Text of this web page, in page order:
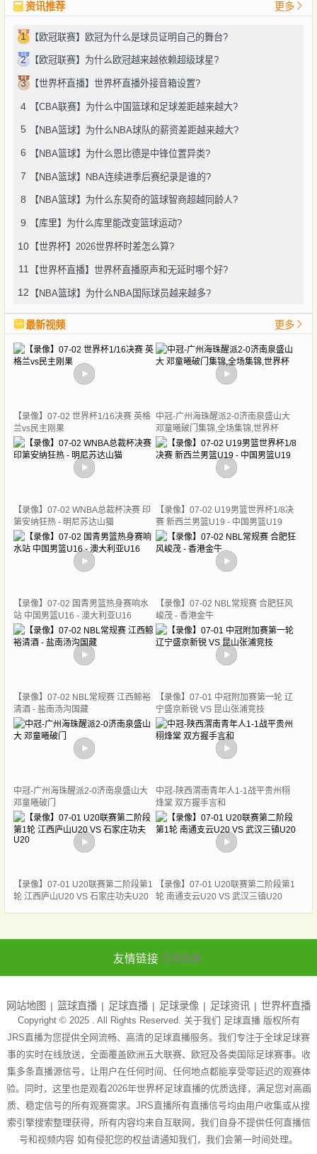
资讯推荐 更多
1 【欧冠联赛】欧冠为什么是球员证明自己的舞台?
2 【欧冠联赛】为什么欧冠越来越依赖超级球星?
3 【世界杯直播】世界杯直播外接音箱设置?
4 【CBA联赛】为什么中国篮球和足球差距越来越大?
5 【NBA篮球】为什么NBA球队的薪资差距越来越大?
6 【NBA篮球】为什么恩比德是中锋位置异类?
7 【NBA篮球】NBA连续进季后赛纪录是谁的?
8 【NBA篮球】为什么东契奇的篮球智商超越同龄人?
9 【库里】为什么库里能改变篮球运动?
10 【世界杯】2026世界杯时差怎么算?
11 【世界杯直播】世界杯直播原声和无延时哪个好?
12 【NBA篮球】为什么NBA国际球员越来越多?
最新视频 更多
【录像】07-02 世界杯1/16决赛 英格
兰vs民主刚果
中冠-广州海珠醒派2-0济南泉盛山大
邓童曦破门集锦,全场集锦,世界杯
【录像】07-02 WNBA总裁杯决赛 印
第安纳狂热 - 明尼苏达山猫
【录像】07-02 U19男篮世界杯1/8决
赛 新西兰男篮U19 - 中国男篮U19
【录像】07-02 国青男篮热身赛响水
站 中国男篮U16 - 澳大利亚U16
【录像】07-02 NBL常规赛 合肥狂风
峻茂 - 香港金牛
【录像】07-02 NBL常规赛 江西鲸裕
清酒 - 盐南汤沟国藏
【录像】07-01 中冠附加赛第一轮 辽
宁盛京新锐 VS 昆山张浦竞技
中冠-广州海珠醒派2-0济南泉盛山大
邓童曦破门
中冠-陕西渭南青年人1-1战平贵州栩
烽棠 双方握手言和
【录像】07-01 U20联赛第二阶段第1
轮 江西庐山U20 VS 石家庄功夫U20
【录像】07-01 U20联赛第二阶段第1
轮 南通支云U20 VS 武汉三镇U20
友情链接 足球直播
网站地图 篮球直播 足球直播 足球录像 足球资讯 世界杯直播
Copyright © 2025 . All Rights Reserved. 关于我们 足球直播版权所有
JRS直播为您提供全网流畅、高清的足球直播服务。我们专注于全球足球赛
事的实时在线放送，全面覆盖欧洲五大联赛、欧冠及各类国际足球赛事。收
集多条直播源信号，让用户在任何时间、任何地点都能享受零延迟的观赛体
验。同时，这里也是观看2026年世界杯足球直播的优质选择，满足您对高画
质、稳定信号的所有观赛需求。JRS直播所有直播信号均由用户收集或从搜
索引擎搜索整理获得，所有内容均来自互联网，我们自身不提供任何直播信
号和视频内容 如有侵犯您的权益请通知我们，我们会第一时间处理。